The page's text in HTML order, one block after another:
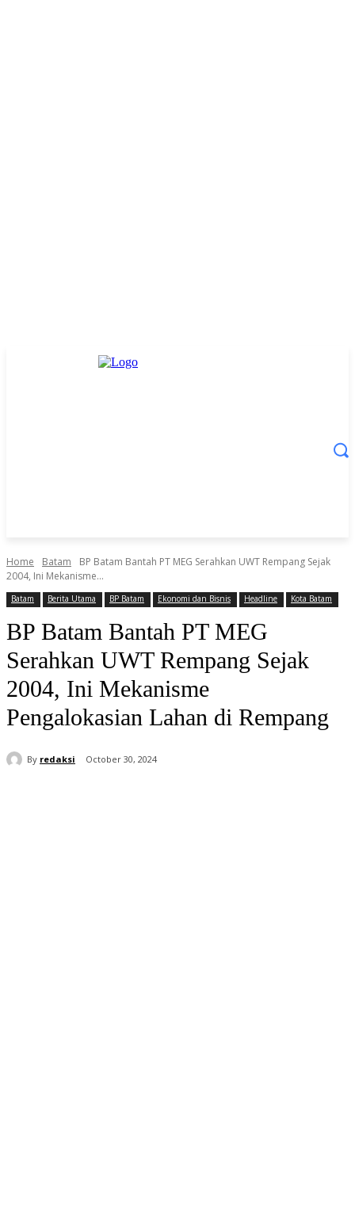
Home Batam
BP Batam Bantah PT MEG Serahkan UWT Rempang Sejak
2004, Ini Mekanisme...
Batam Berita Utama BP Batam Ekonomi dan Bisnis Headline Kota Batam
BP Batam Bantah PT MEG
Serahkan UWT Rempang Sejak
2004, Ini Mekanisme
Pengalokasian Lahan di Rempang
By redaksi October 30, 2024